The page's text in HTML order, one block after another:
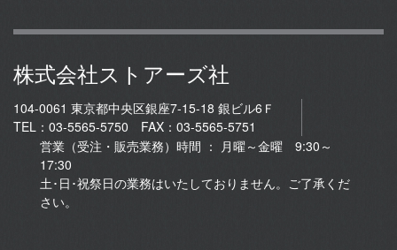
株式会社ストアーズ社
104-0061 東京都中央区銀座7-15-18 銀ビル6Ｆ
TEL：03-5565-5750 FAX：03-5565-5751
営業（受注・販売業務）時間 ： 月曜～金曜 9:30～
17:30
土･日･祝祭日の業務はいたしておりません。ご了承くだ
さい。